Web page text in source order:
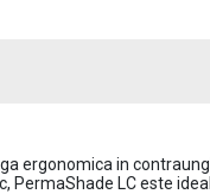
ergonomica in
LC este